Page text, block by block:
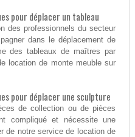
pour déplacer un tableau
des professionnels du secteur
dans le déplacement de
des tableaux de maîtres par
location de monte meuble sur
pour déplacer une sculpture
de collection ou de pièces
compliqué et nécessite une
de notre service de location de